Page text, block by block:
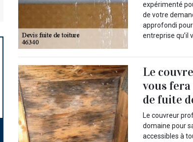
expérimenté
de votre
approfondi
entreprise qu’il
Le
vous
de fuite
Le couvreur
domaine pour
accessibles à